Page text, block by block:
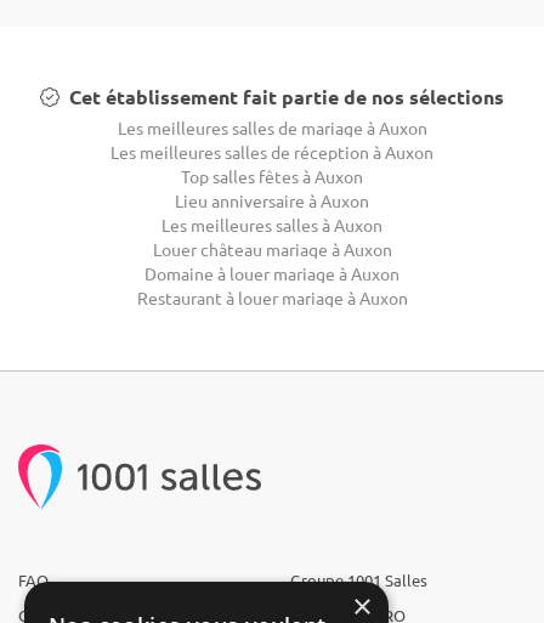
Cet établissement fait partie de nos sélections
Les meilleures salles de mariage à Auxon
Les meilleures salles de réception à Auxon
Top salles fêtes à Auxon
Lieu anniversaire à Auxon
Les meilleures salles à Auxon
Louer château mariage à Auxon
Domaine à louer mariage à Auxon
Restaurant à louer mariage à Auxon
FAQ
Qui sommes-nous ?
Groupe 1001 Salles
1001 Salles PRO
×